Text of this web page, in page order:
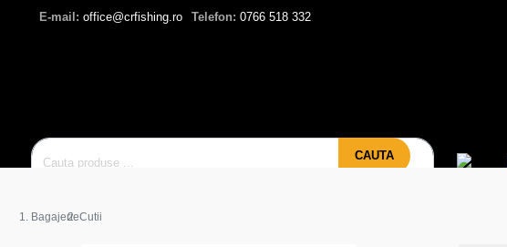
E-mail: office@crfishing.ro Telefon: 0766 518 332
CAUTA
BagajerieCutii